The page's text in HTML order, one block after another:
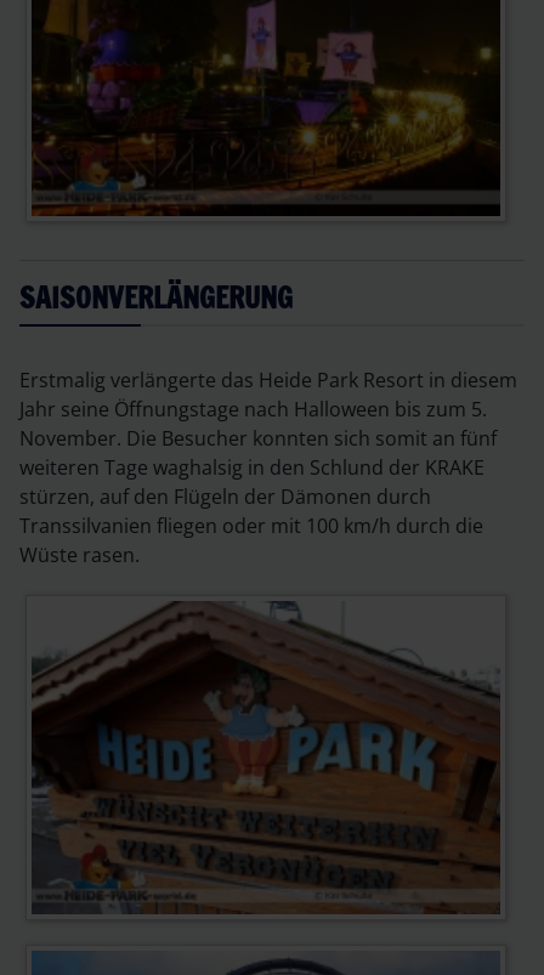
SAISONVERLÄNGERUNG
Erstmalig verlängerte das Heide Park Resort in diesem
Jahr seine Öffnungstage nach Halloween bis zum 5.
November. Die Besucher konnten sich somit an fünf
weiteren Tage waghalsig in den Schlund der KRAKE
stürzen, auf den Flügeln der Dämonen durch
Transsilvanien fliegen oder mit 100 km/h durch die
Wüste rasen.